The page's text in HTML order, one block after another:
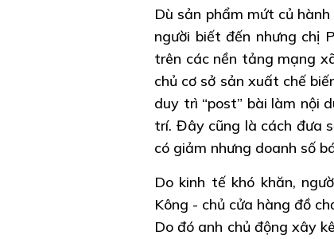
Dù sản phẩm mứt củ
người biết đến nhưng chị
trên các nền tảng mạng
chủ cơ sở sản xuất chế
duy trì “post” bài làm nội
trí. Đây cũng là cách đưa
có giảm nhưng doanh số
Do kinh tế khó khăn,
Kông - chủ cửa hàng đồ
Do đó anh chủ động xây